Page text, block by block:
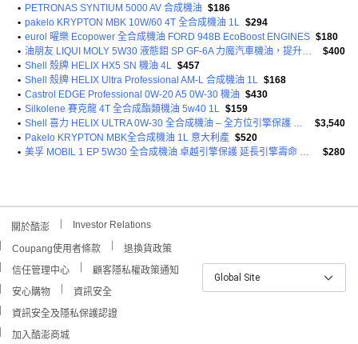
• PETRONAS SYNTIUM 5000 AV 合成機油 $186
• pakelo KRYPTON MBK 10W/60 4T 全合成機油 1L $294
• eurol 曜樂 Ecopower 全合成機油 FORD 948B EcoBoost ENGINES $180
•
油朋友 LIQUI MOLY 5W30 液態鉬 SP GF-6A 力魔汽車機油，提升引擎性能，減少摩擦，德國原裝進口
$400
• Shell 殼牌 HELIX HX5 SN 機油 4L $457
• Shell 殼牌 HELIX Ultra Professional AM-L 合成機油 1L $168
• Castrol EDGE Professional 0W-20 A5 0W-30 機油 $430
• Silkolene 賽克龍 4T 全合成酯類機油 5w40 1L $159
•
Shell 喜力 HELIX ULTRA 0W-30 全合成機油 – 全方位引擎保護 提升燃油效率
$3,540
• Pakelo KRYPTON MBK全合成機油 1L 意大利產 $520
•
美孚 MOBIL 1 EP 5W30 全合成機油 卓越引擎保護 延長引擎壽命 適用多種車型 $280
關於酷澎 Investor Relations
Coupang使用者條款
退換貨政策
信任管理中心
顧客隱私權政策通知
安心購物
資訊安全
資訊安全及隱私保護認證
加入酷澎商城
Global Site